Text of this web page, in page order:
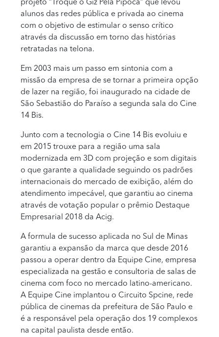
projeto “Troque o Giz Pela Pipoca” que levou
alunos das redes pública e privada ao cinema
com o objetivo de estimular o senso crítico
através da discussão em torno das histórias
retratadas na telona.
Em 2003 mais um passo em sintonia com a
missão da empresa de se tornar a primeira opção
de lazer na região, foi inaugurado na cidade de
São Sebastião do Paraíso a segunda sala do Cine
14 Bis.
Junto com a tecnologia o Cine 14 Bis evoluiu e
em 2015 trouxe para a região uma sala
modernizada em 3D com projeção e som digitais
o que garante a qualidade seguindo os padrões
internacionais do mercado de exibição, além do
atendimento impecável, que garantiu ao cinema
através de votação popular o prêmio Destaque
Empresarial 2018 da Acig.
A formula de sucesso aplicada no Sul de Minas
garantiu a expansão da marca que desde 2016
passou a operar dentro da Equipe Cine, empresa
especializada na gestão e consultoria de salas de
cinema com foco no mercado latino-americano.
A Equipe Cine implantou o Circuito Spcine, rede
pública de cinemas da prefeitura de São Paulo e
é a responsável pela operação dos 19 complexos
na capital paulista desde então.